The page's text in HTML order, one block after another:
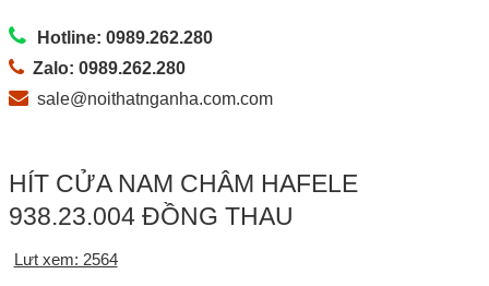
Hotline: 0989.262.280
Zalo: 0989.262.280
sale@noithatnganha.com.com
HÍT CỬA NAM CHÂM HAFELE
938.23.004 ĐỒNG THAU
Lưt xem: 2564